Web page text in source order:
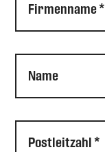
Firmenname *
Name
Postleitzahl *